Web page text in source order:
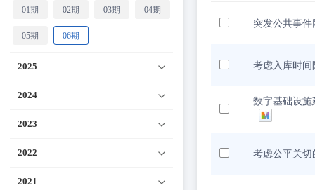
01期 02期 03期 04期
05期 06期
2025
2024
2023
2022
2021
突发公共事
考虑入库时
数字基础设
考虑公平关